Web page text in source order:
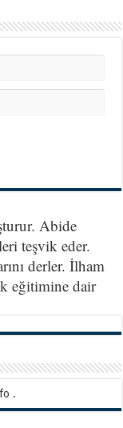
Abide
teşvik eder.
derler. İlham
eğitimine dair
.